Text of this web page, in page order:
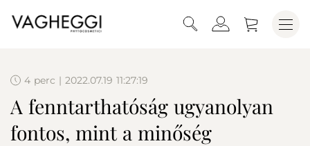
4 perc | 2022.07.19 11:27:19
A fenntarthatóság ugyanolyan
fontos, mint a minőség